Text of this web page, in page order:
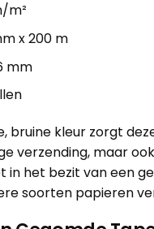
m²
x 200 m
mm
bruine kleur zorgt
verzending, maar
in het bezit van een
soorten papieren